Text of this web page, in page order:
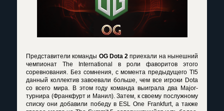
Представители команды OG Dota 2 приехали на нынешний
чемпионат The International в роли фаворитов этого
соревнования. Без сомнения, с момента предыдущего TI5
данный коллектив завоевали больше, чем все игроки Dota
со всего мира. В этом году команда выиграла два Major-
турнира (Франкфурт и Манил). Затем, к своему послужному
списку они добавили победу в ESL One Frankfurt, а также